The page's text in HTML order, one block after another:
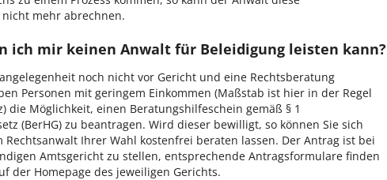
mehr abrechnen.
ich mir keinen Anwalt für Beleidigung leisten kann?
noch nicht vor Gericht und eine Rechtsberatung
Personen mit geringem Einkommen (Maßstab ist hier in der Regel
die Möglichkeit, einen Beratungshilfeschein gemäß § 1
(BerHG) zu beantragen. Wird dieser bewilligt, so können Sie sich
Rechtsanwalt Ihrer Wahl kostenfrei beraten lassen. Der Antrag ist bei
Amtsgericht zu stellen, entsprechende Antragsformulare finden
der Homepage des jeweiligen Gerichts.